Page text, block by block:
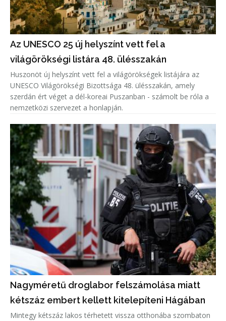
Az UNESCO 25 új helyszínt vett fel a
világörökségi listára 48. ülésszakán
Huszonöt új helyszínt vett fel a világörökségek listájára az
UNESCO Világörökségi Bizottsága 48. ülésszakán, amely
szerdán ért véget a dél-koreai Puszanban - számolt be róla a
nemzetközi szervezet a honlapján.
Nagyméretű droglabor felszámolása miatt
kétszáz embert kellett kitelepíteni Hágában
Mintegy kétszáz lakos térhetett vissza otthonába szombaton